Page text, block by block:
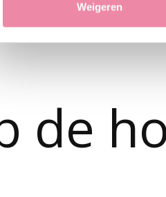
Weigeren
de